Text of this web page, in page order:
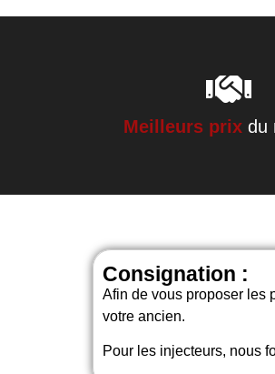
Meilleurs prix du
Consignation :
Afin de vous proposer les
votre ancien.
Pour les injecteurs, nous